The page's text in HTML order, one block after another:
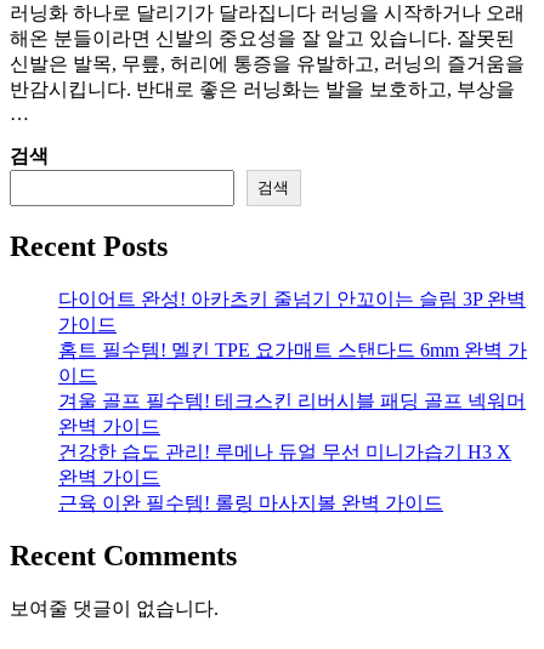
러닝화 하나로 달리기가 달라집니다 러닝을 시작하거나 오래
해온 분들이라면 신발의 중요성을 잘 알고 있습니다. 잘못된
신발은 발목, 무릎, 허리에 통증을 유발하고, 러닝의 즐거움을
반감시킵니다. 반대로 좋은 러닝화는 발을 보호하고, 부상을
…
검색
검색
Recent Posts
다이어트 완성! 아카츠키 줄넘기 안꼬이는 슬림 3P 완벽
가이드
홈트 필수템! 멜킨 TPE 요가매트 스탠다드 6mm 완벽 가
이드
겨울 골프 필수템! 테크스킨 리버시블 패딩 골프 넥워머
완벽 가이드
건강한 습도 관리! 루메나 듀얼 무선 미니가습기 H3 X
완벽 가이드
근육 이완 필수템! 롤링 마사지볼 완벽 가이드
Recent Comments
보여줄 댓글이 없습니다.